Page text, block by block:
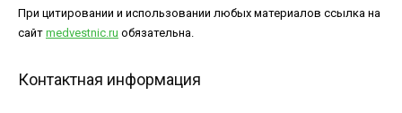
При цитировании и использовании любых материалов ссылка на
сайт medvestnic.ru обязательна.
Контактная информация